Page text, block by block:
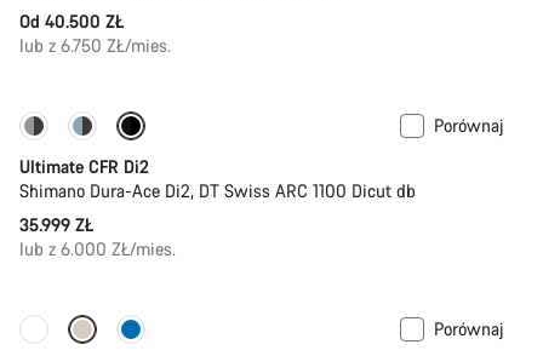
Od 40.500 ZŁ
lub z 6.750 ZŁ/mies.
PACE Bar Dostępny nowy kolor
Porównaj
Ultimate CFR Di2
Shimano Dura-Ace Di2, DT Swiss ARC 1100 Dicut db
35.999 ZŁ
lub z 6.000 ZŁ/mies.
Dostępne tylko w L
Porównaj